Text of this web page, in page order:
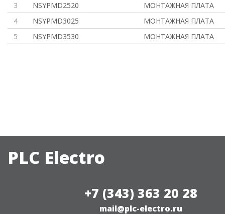
3
NSYPMD2520
МОНТАЖНАЯ ПЛАТА
4
NSYPMD3025
МОНТАЖНАЯ ПЛАТА
5
NSYPMD3530 МОНТАЖНАЯ ПЛАТА
PLC Electro
+7 (343) 363 20 28
mail@plc-electro.ru